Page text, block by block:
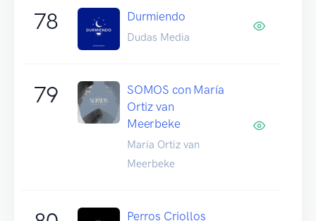
78 Durmiendo
Dudas Media
79
SOMOS con María
Ortiz van
Meerbeke
María Ortiz van
Meerbeke
Perros Criollos